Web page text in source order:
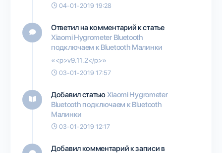
04-01-2019 19:28
Ответил на комментарий к статье
Xiaomi Hygrometer Bluetooth
подключаем к Bluetooth Малинки
«<p>v9.11.2</p>»
03-01-2019 17:57
Добавил статьюXiaomi Hygrometer
Bluetooth подключаем к Bluetooth
Малинки
03-01-2019 12:17
Добавил комментарий к записи в